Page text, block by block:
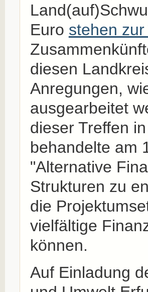
Euro stehen
diesen
Anregungen,
ausgearbeitet
dieser Treffen
behandelte am
"Alternative
Strukturen zu
die
vielfältige
können.
Auf Einladung